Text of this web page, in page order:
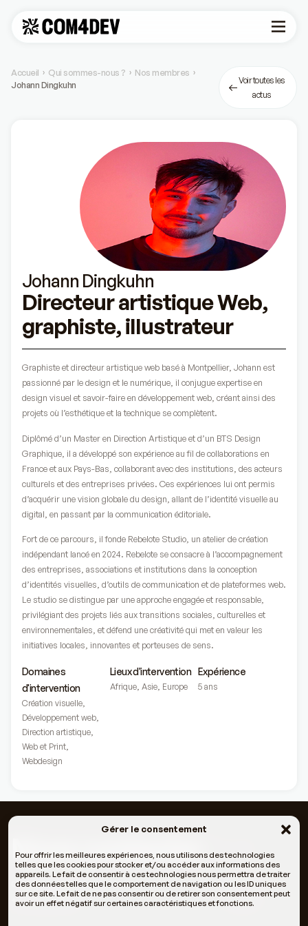
Gérer le consentement
Pour offrir les meilleures expériences, nous utilisons des technologies
telles que les cookies pour stocker et/ou accéder aux informations des
appareils. Le fait de consentir à ces technologies nous permettra de traiter
des données telles que le comportement de navigation ou les ID uniques
sur ce site. Le fait de ne pas consentir ou de retirer son consentement peut
avoir un effet négatif sur certaines caractéristiques et fonctions.
Accueil › Qui sommes-nous ? › Nos membres ›
Johann Dingkuhn
Voir toutes les
actus
Johann Dingkuhn
Directeur artistique Web,
graphiste, illustrateur
Graphiste et directeur artistique web basé à Montpellier, Johann est
passionné par le design et le numérique, il conjugue expertise en
design visuel et savoir-faire en développement web, créant ainsi des
projets où l’esthétique et la technique se complètent.
Diplômé d’un Master en Direction Artistique et d’un BTS Design
Graphique, il a développé son expérience au fil de collaborations en
France et aux Pays-Bas, collaborant avec des institutions, des acteurs
culturels et des entreprises privées. Ces expériences lui ont permis
d’acquérir une vision globale du design, allant de l’identité visuelle au
digital, en passant par la communication éditoriale.
Fort de ce parcours, il fonde Rebelote Studio, un atelier de création
indépendant lancé en 2024. Rebelote se consacre à l’accompagnement
des entreprises, associations et institutions dans la conception
d’identités visuelles, d’outils de communication et de plateformes web.
Le studio se distingue par une approche engagée et responsable,
privilégiant des projets liés aux transitions sociales, culturelles et
environnementales, et défend une créativité qui met en valeur les
initiatives locales, innovantes et porteuses de sens.
Domaines
d'intervention
Création visuelle
Développement web
Direction artistique
Web et Print
Webdesign
Lieux d'intervention
Afrique Asie Europe
Expérience
5 ans
Nous contacter
contact@c4dev.org
+33 6 66 05 11 69
Facebook
LinkedIn